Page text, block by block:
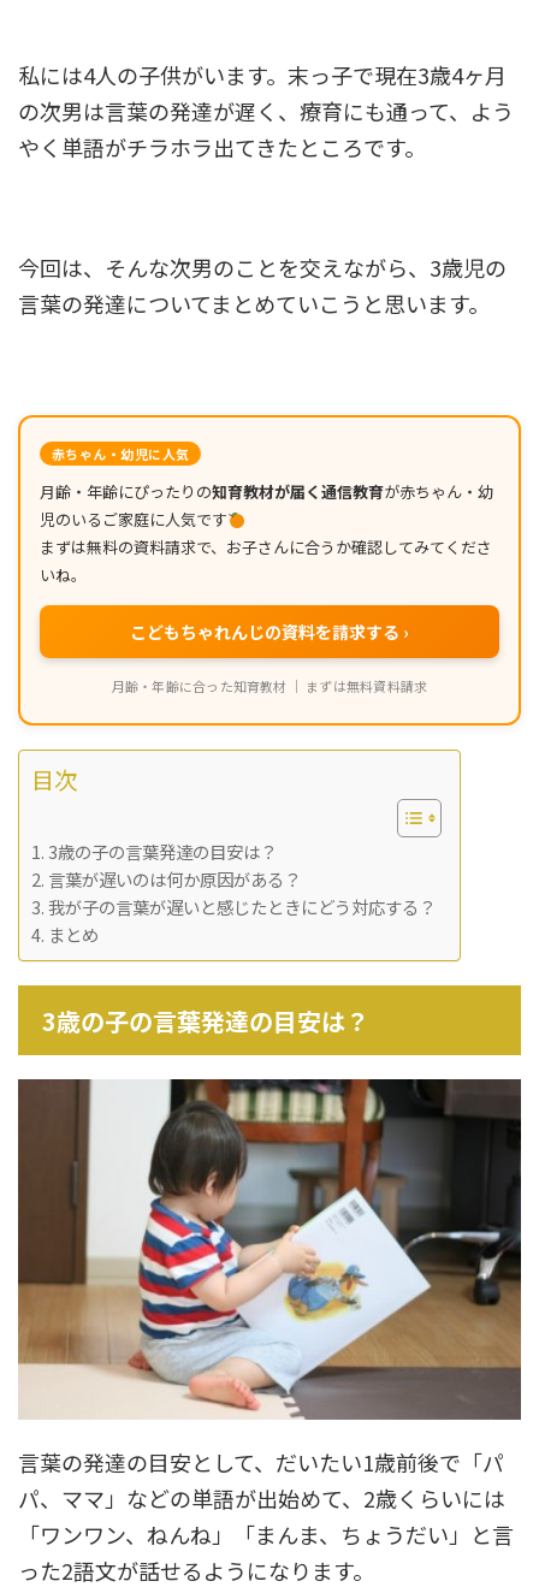
私には4人の子供がいます。末っ子で現在3歳4ヶ月
の次男は言葉の発達が遅く、療育にも通って、よう
やく単語がチラホラ出てきたところです。
今回は、そんな次男のことを交えながら、3歳児の
言葉の発達についてまとめていこうと思います。
赤ちゃん・幼児に人気
月齢・年齢にぴったりの知育教材が届く通信教育が赤ちゃん・幼
児のいるご家庭に人気です
まずは無料の資料請求で、お子さんに合うか確認してみてくださ
いね。
こどもちゃれんじの資料を請求する ›
月齢・年齢に合った知育教材 ｜ まずは無料資料請求
目次
3歳の子の言葉発達の目安は？
言葉が遅いのは何か原因がある？
我が子の言葉が遅いと感じたときにどう対応する？
まとめ
3歳の子の言葉発達の目安は？
言葉の発達の目安として、だいたい1歳前後で「パ
パ、ママ」などの単語が出始めて、2歳くらいには
「ワンワン、ねんね」「まんま、ちょうだい」と言
った2語文が話せるようになります。